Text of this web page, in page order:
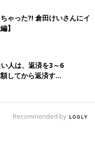
ゃった?! 倉田けいさんにイ
】
人は、返済を3～6
してから返済す...
Recommended by